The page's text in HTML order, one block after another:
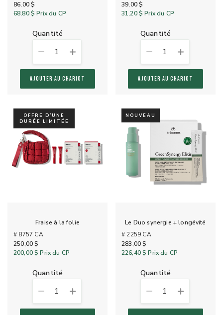
86,00 $
68,80 $ Prix du CP
quantité
1
AJOUTER AU CHARIOT
39,00 $
31,20 $ Prix du CP
quantité
1
AJOUTER AU CHARIOT
OFFRE D’UNE
DURÉE LIMITÉE
Fraise à la folie
# 8757 CA
250,00 $
200,00 $ Prix du CP
quantité
1
NOUVEAU
Le Duo synergie + longévité
# 2259 CA
283,00 $
226,40 $ Prix du CP
quantité
1